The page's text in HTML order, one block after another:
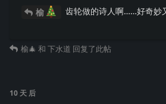
榆 齿轮做的诗人啊……好奇妙
榆🎄 和 下水道 回复了此帖
10 天 后